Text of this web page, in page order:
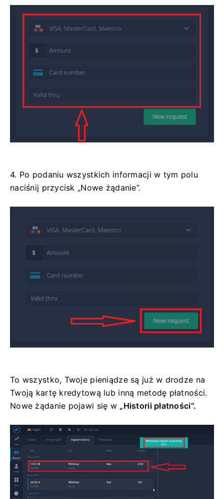
4. Po podaniu wszystkich informacji w tym polu
naciśnij przycisk „Nowe żądanie”.
To wszystko, Twoje pieniądze są już w drodze na
Twoją kartę kredytową lub inną metodę płatności.
Nowe żądanie pojawi się w „Historii płatności”.